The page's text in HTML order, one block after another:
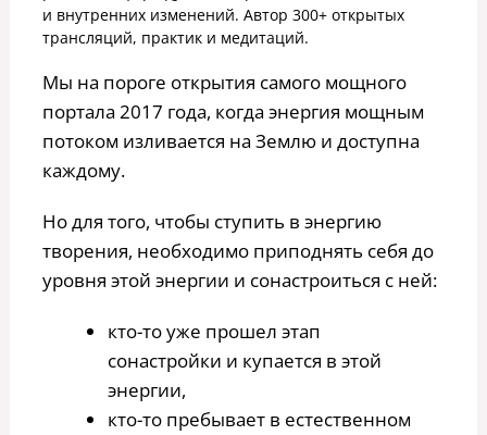
и внутренних изменений. Автор 300+ открытых
трансляций, практик и медитаций.
Мы на пороге открытия самого мощного
портала 2017 года, когда энергия мощным
потоком изливается на Землю и доступна
каждому.
Но для того, чтобы ступить в энергию
творения, необходимо приподнять себя до
уровня этой энергии и сонастроиться с ней:
кто-то уже прошел этап
сонастройки и купается в этой
энергии,
кто-то пребывает в естественном